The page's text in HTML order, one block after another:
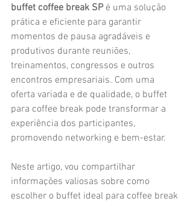
buffet coffee break SP é uma solução
prática e eficiente para garantir
momentos de pausa agradáveis e
produtivos durante reuniões,
treinamentos, congressos e outros
encontros empresariais. Com uma
oferta variada e de qualidade, o buffet
para coffee break pode transformar a
experiência dos participantes,
promovendo networking e bem-estar.
Neste artigo, vou compartilhar
informações valiosas sobre como
escolher o buffet ideal para coffee break